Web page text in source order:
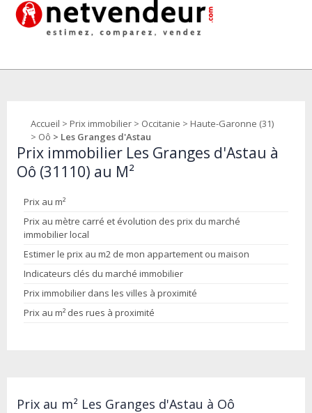
Accueil > Prix immobilier > Occitanie > Haute-Garonne (31)
> Oô > Les Granges d'Astau
Prix immobilier Les Granges d'Astau à
Oô (31110) au M²
Prix au m²
Prix au mètre carré et évolution des prix du marché
immobilier local
Estimer le prix au m2 de mon appartement ou maison
Indicateurs clés du marché immobilier
Prix immobilier dans les villes à proximité
Prix au m² des rues à proximité
Prix au m² Les Granges d'Astau à Oô